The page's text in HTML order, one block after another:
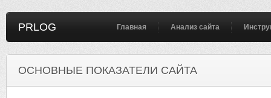
PRLOG Главная Анализ сайта
ОСНОВНЫЕ ПОКАЗАТЕЛИ САЙТА